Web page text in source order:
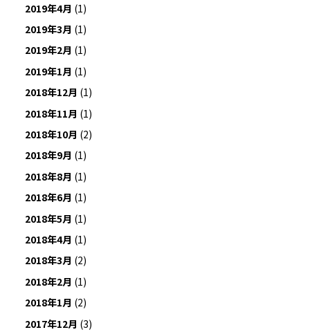
2019年4月 (1)
2019年3月 (1)
2019年2月 (1)
2019年1月 (1)
2018年12月 (1)
2018年11月 (1)
2018年10月 (2)
2018年9月 (1)
2018年8月 (1)
2018年6月 (1)
2018年5月 (1)
2018年4月 (1)
2018年3月 (2)
2018年2月 (1)
2018年1月 (2)
2017年12月 (3)